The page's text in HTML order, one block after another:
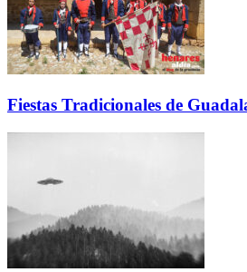
Fiestas Tradicionales de